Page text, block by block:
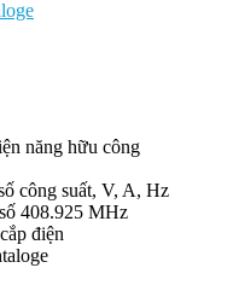
năng hữu công
công suất, V, A, Hz
408.925 MHz
điện